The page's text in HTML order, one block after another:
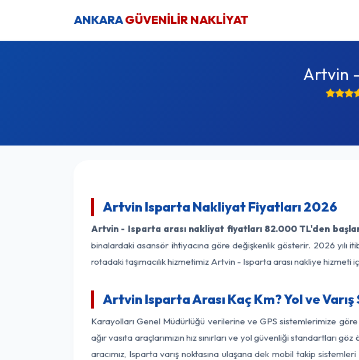
ANKARAGÜVENİLİR NAKLİYAT
Artvin
Artvin Isparta Nakliyat Fiyatları 2026
Artvin - Isparta arası nakliyat fiyatları 82.000 TL'den
binalardaki asansör ihtiyacına göre değişkenlik gösterir. 2026
rotadaki taşımacılık hizmetimiz Artvin - Isparta arası nakliye hizmeti
Artvin Isparta Arası Kaç Km? Yol ve Varış
Karayolları Genel Müdürlüğü verilerine ve GPS sistemlerimize göre
ağır vasıta araçlarımızın hız sınırları ve yol güvenliği standartları
aracımız, Isparta varış noktasına ulaşana dek mobil takip